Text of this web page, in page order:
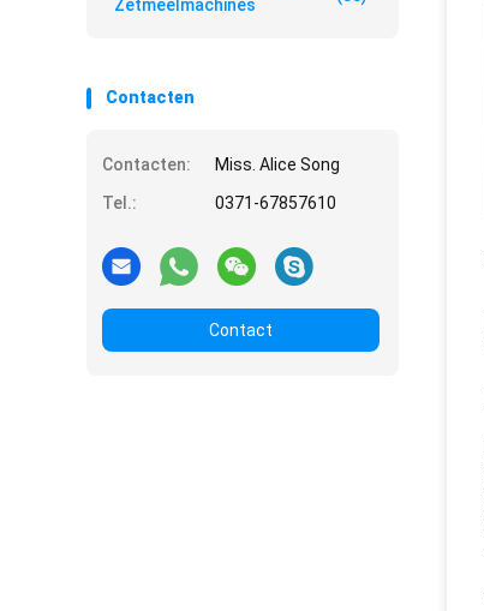
Zetmeelmachines
Contacten
Contacten:
Miss. Alice Song
Tel.:
0371-67857610
Contact